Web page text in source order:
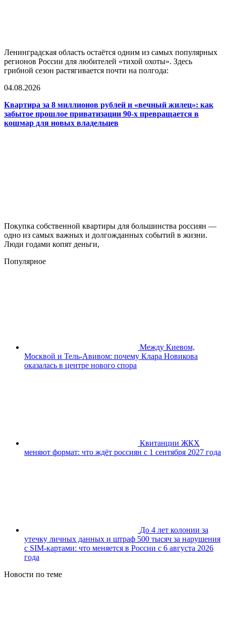
Ленинградская область остаётся одним из самых популярных
регионов России для любителей «тихой охоты». Здесь
грибной сезон растягивается почти на полгода:
04.08.2026
Квартира за 8 миллионов рублей и «вечный жилец»: как
забытое прошлое приватизации 90-х превращается в
кошмар для новых владельцев
Покупка собственной квартиры для большинства россиян —
одно из самых важных и долгожданных событий в жизни.
Люди годами копят деньги,
Популярное
Между Киевом,
Москвой и Тель-Авивом: почему Клара Новикова
оказалась в центре нового спора
Квитанции ЖКХ
меняют формат: что ждёт россиян с 1 сентября 2027 года
До 4 лет колонии за
утечку личных данных и штраф 500 тысяч за нарушения
с SIM-картами: что меняется в России с 6 августа 2026
года
Новости по теме